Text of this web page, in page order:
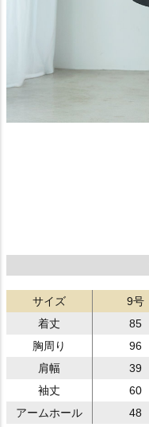
サイズ 9号
着丈
85
胸周り
96
肩幅
39
袖丈
60
アームホール
48